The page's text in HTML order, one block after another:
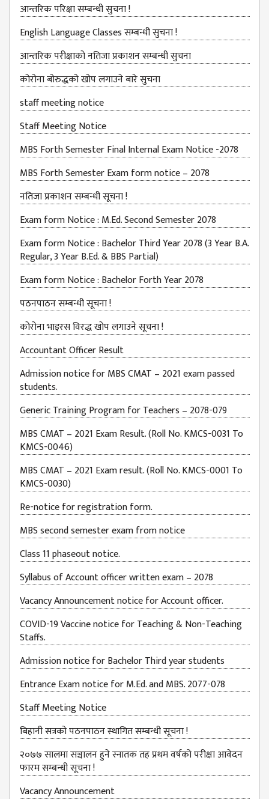
MBS SECOND
SEMESTERS
MBS THIRD
SEMESTERS
MBS FOURTH
SEMESTERS
DOWNLOAD
PROJECTED FOR
STUDENTS
CLASS ROUTINE
EXAM ROUTINE
ADMISSION
FORMS
EXAMINATION
FORMS
QUESTIONNAIRE
SCHOLARSHIP
GUIDELINES
OTHERS FORM
DETAILS
KMC OFFICIAL
REPORTS
ENROLLMENT
TREND
ANALYSES
KMC
GRADUATED
STUDENT
ENROLLMENT
BUDGETS
EMIS 2082-83
DOCUMENTS
NEWS &
EVENT
KMC
EVENT
CALENDAR
KMC
ACADEMIC
CALENDAR
CAREERS
COUNSELING
INTERNSHIP
आन्तरिक परिक्षा सम्बन्धी सुचना !
English Language Classes सम्बन्धी सुचना !
आन्तरिक परीक्षाको नतिजा प्रकाशन सम्बन्धी सुचना
कोरोना बोरुद्धको खोप लगाउने बारे सुचना
staff meeting notice
Staff Meeting Notice
MBS Forth Semester Final Internal Exam Notice -2078
MBS Forth Semester Exam form notice – 2078
नतिजा प्रकाशन सम्बन्धी सूचना !
Exam form Notice : M.Ed. Second Semester 2078
Exam form Notice : Bachelor Third Year 2078 (3 Year B.A.
Regular, 3 Year B.Ed. & BBS Partial)
Exam form Notice : Bachelor Forth Year 2078
पठनपाठन सम्बन्धी सूचना !
कोरोना भाइरस विरद्ध खोप लगाउने सूचना !
Accountant Officer Result
Admission notice for MBS CMAT – 2021 exam passed
students.
Generic Training Program for Teachers – 2078-079
MBS CMAT – 2021 Exam Result. (Roll No. KMCS-0031 To
KMCS-0046)
MBS CMAT – 2021 Exam result. (Roll No. KMCS-0001 To
KMCS-0030)
Re-notice for registration form.
MBS second semester exam from notice
Class 11 phaseout notice.
Syllabus of Account officer written exam – 2078
Vacancy Announcement notice for Account officer.
COVID-19 Vaccine notice for Teaching & Non-Teaching
Staffs.
Admission notice for Bachelor Third year students
Entrance Exam notice for M.Ed. and MBS. 2077-078
Staff Meeting Notice
बिहानी सत्रको पठनपाठन स्थागित सम्बन्धी सूचना !
२०७७ सालमा सञ्चालन हुने स्नातक तह प्रथम वर्षको परीक्षा आवेदन
फारम सम्बन्धी सूचना !
Vacancy Announcement